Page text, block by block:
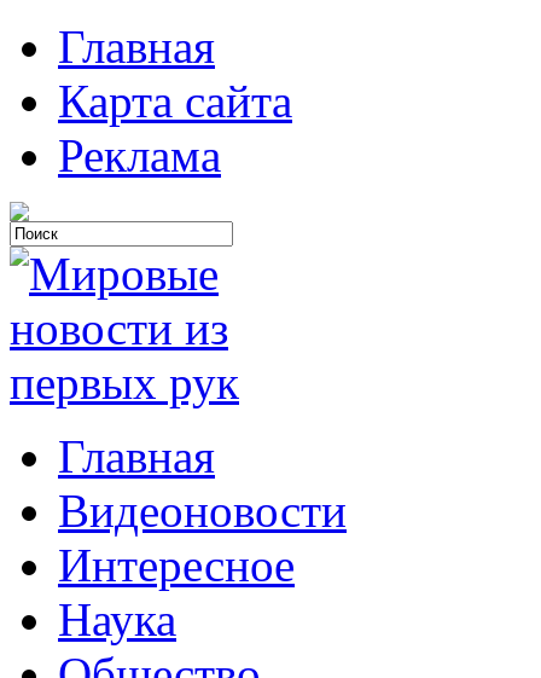
Главная
Карта сайта
Реклама
Главная
Видеоновости
Интересное
Наука